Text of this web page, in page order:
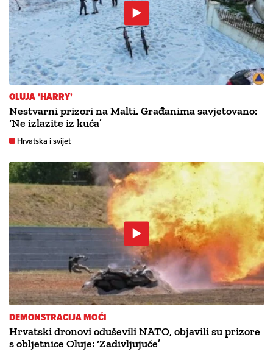
OLUJA 'HARRY'
Nestvarni prizori na Malti. Građanima savjetovano:
‘Ne izlazite iz kuća’
Hrvatska i svijet
DEMONSTRACIJA MOĆI
Hrvatski dronovi oduševili NATO, objavili su prizore
s obljetnice Oluje: ‘Zadivljujuće’